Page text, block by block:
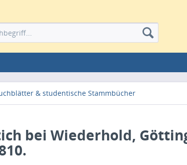
& studentische Stammbücher
bei Wiederhold,